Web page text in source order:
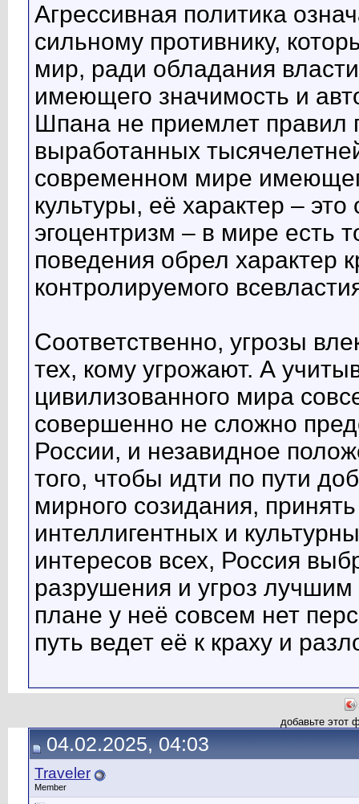
Агрессивная политика
сильному противнику,
мир, ради обладания
имеющего значимость и
Шпана не приемлет правил
выработанных
современном мире
культуры, её характер –
эгоцентризм – в мире есть
поведения обрел характер
контролируемого
Соответственно, угрозы
тех, кому угрожают. А
цивилизованного мира
совершенно не сложно
России, и незавидное
того, чтобы идти по пути
мирного созидания,
интеллигентных и
интересов всех, Россия
разрушения и угроз
плане у неё совсем нет
путь ведет её к краху и
добавьте этот
04.02.2025, 04:03
Traveler
Member